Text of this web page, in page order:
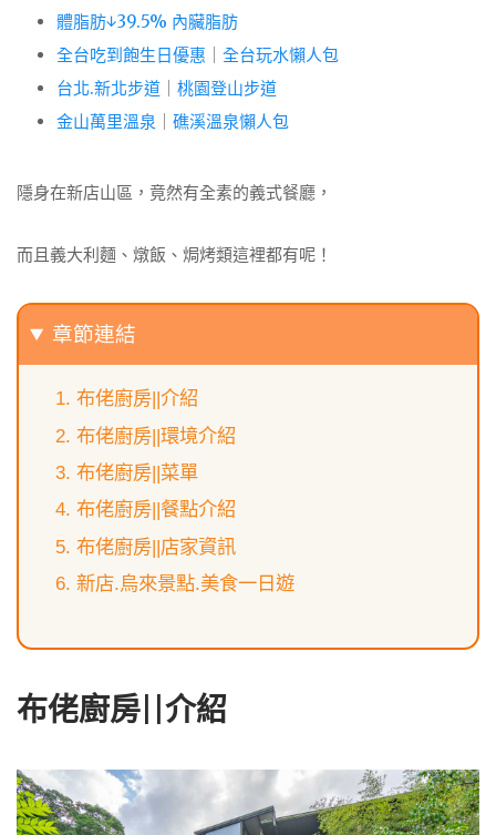
體脂肪↓39.5% 內臟脂肪
全台吃到飽生日優惠
全台玩水懶人包
台北.新北步道
桃園登山步道
金山萬里溫泉
礁溪溫泉懶人包
隱身在新店山區，竟然有全素的義式餐廳，
而且義大利麵、燉飯、焗烤類這裡都有呢！
章節連結
布佬廚房||介紹
布佬廚房||環境介紹
布佬廚房||菜單
布佬廚房||餐點介紹
布佬廚房||店家資訊
新店.烏來景點.美食一日遊
布佬廚房||介紹